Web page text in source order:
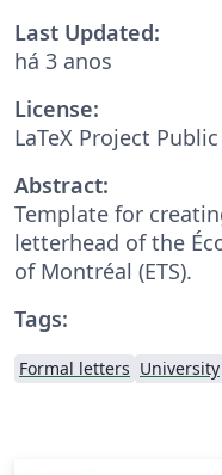
Last Updated:
há 3 anos
License:
LaTeX Project
Abstract:
Template for
letterhead of the
of Montréal (ETS).
Tags:
Formal letters University